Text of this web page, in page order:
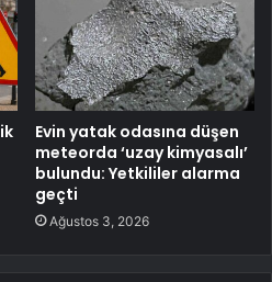
Evin yatak odasına düşen
meteorda ‘uzay kimyasalı’
bulundu: Yetkililer alarma
geçti
Ağustos 3, 2026